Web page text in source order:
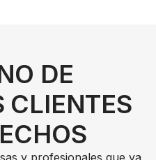
DE
CLIENTES
y profesionales que ya